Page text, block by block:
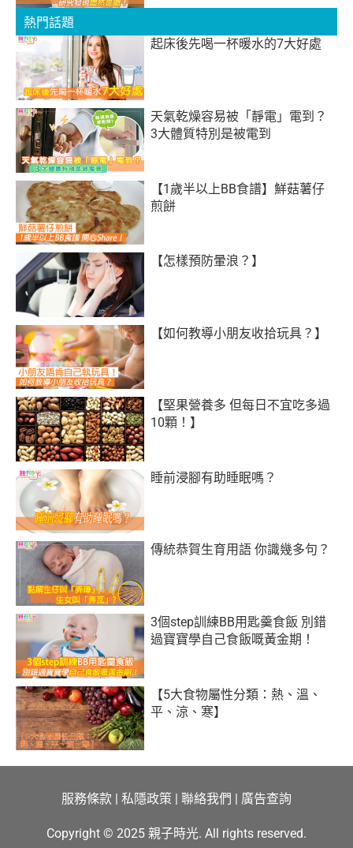
熱門話題
起床後先喝一杯暖水的7大好處
天氣乾燥容易被「靜電」電到？
3大體質特別是被電到
【1歲半以上BB食譜】鮮菇薯仔
煎餅
【怎樣預防暈浪？】
【如何教導小朋友收拾玩具？】
【堅果營養多 但每日不宜吃多過
10顆！】
睡前浸腳有助睡眠嗎？
傳統恭賀生育用語 你識幾多句？
3個step訓練BB用匙羹食飯 別錯
過寶寶學自己食飯嘅黃金期！
【5大食物屬性分類：熱、溫、
平、涼、寒】
服務條款 私隱政策 聯絡我們 廣告查詢
Copyright © 2025 親子時光. All rights reserved.